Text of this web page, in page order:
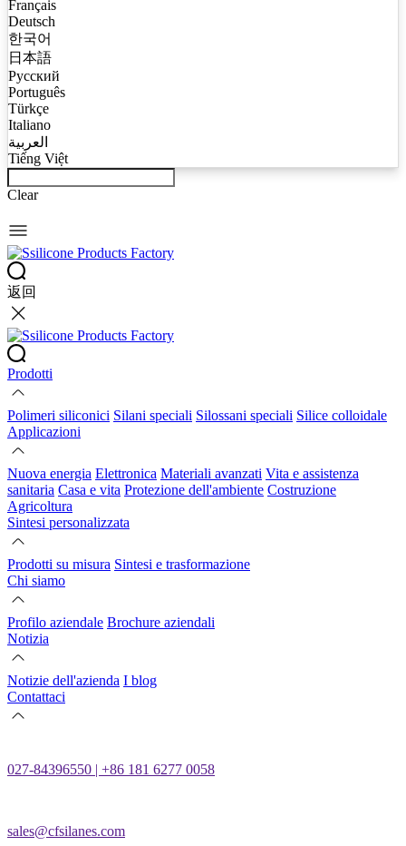
Français
Deutsch
한국어
日本語
Русский
Português
Türkçe
Italiano
العربية
Tiếng Việt
Clear
返回
Prodotti
Polimeri siliconici Silani speciali Silossani speciali Silice colloidale
Applicazioni
Nuova energia Elettronica Materiali avanzati Vita e assistenza
sanitaria Casa e vita Protezione dell'ambiente Costruzione
Agricoltura
Sintesi personalizzata
Prodotti su misura Sintesi e trasformazione
Chi siamo
Profilo aziendale Brochure aziendali
Notizia
Notizie dell'azienda I blog
Contattaci
027-84396550 | +86 181 6277 0058
sales@cfsilanes.com